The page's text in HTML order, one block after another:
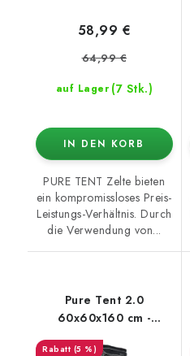
auf Lager (7 Stk.)
58,99 €
64,99 €
IN DEN KORB
PURE TENT Zelte bieten
ein kompromissloses Preis-
Leistungs-Verhältnis. Durch
die Verwendung von...
Pure Tent 2.0
60x60x160 cm -
(5 %)